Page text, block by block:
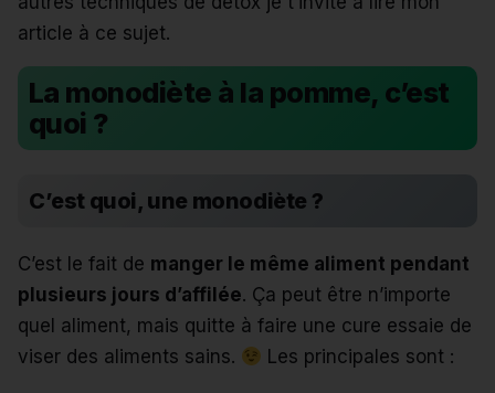
article à ce sujet.
La monodiète à la pomme, c’est
quoi ?
C’est quoi, une monodiète ?
C’est le fait de manger le même aliment pendant
plusieurs jours d’affilée. Ça peut être n’importe
quel aliment, mais quitte à faire une cure essaie de
viser des aliments sains.
Les principales sont :